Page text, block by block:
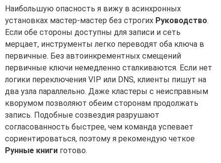
Наибольшую опасность я вижу в асинхронных
установках мастер-мастер без строгих Руководство.
Если обе стороны доступны для записи и сеть
мерцает, инструменты легко переводят оба ключа в
первичные. Без автоинкрементных смещений
первичные ключи немедленно сталкиваются. Если нет
логики переключения VIP или DNS, клиенты пишут на
два узла параллельно. Даже кластеры с неисправным
кворумом позволяют обеим сторонам продолжать
запись. Подобные созвездия разрушают
согласованность быстрее, чем команда успевает
сориентироваться, поэтому я рекомендую четкое
Рунные книги готово.